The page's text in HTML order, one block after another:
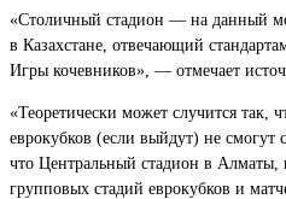
«Столичный стадион — на данный
в Казахстане, отвечающий
Игры кочевников», — отмечает
«Теоретически может случится так,
еврокубков (если выйдут) не смогут
что Центральный стадион в Алматы,
групповых стадий еврокубков и